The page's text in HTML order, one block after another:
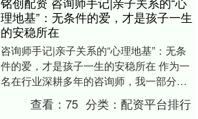
理地基”：无条件的爱，才是孩子一生
的安稳所在
咨询师手记|亲子关系的“心理地基”：无条
件的爱，才是孩子一生的安稳所在 作为一
名在行业深耕多年的咨询师，我一部分日
常工作是坐在咨询室里，引导孩子们道出
他们的心事....
查看：75 分类：配资平台排行